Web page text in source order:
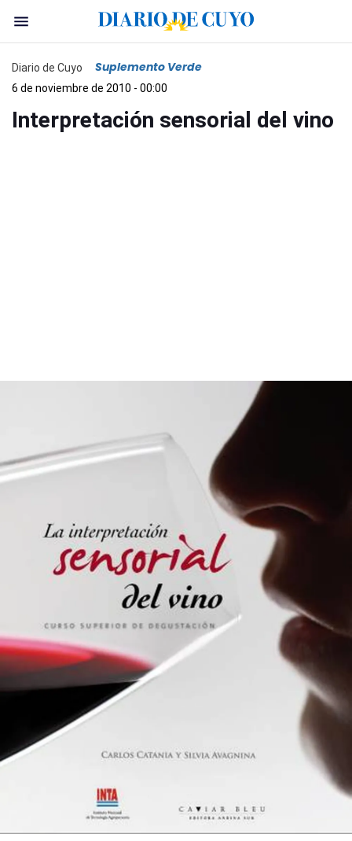
Diario de Cuyo Suplemento Verde
6 de noviembre de 2010 - 00:00
Interpretación sensorial del vino